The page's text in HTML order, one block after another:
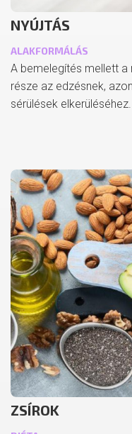
NYÚJTÁS
ALAKFORMÁLÁS
A bemelegítés mellett a
része az edzésnek,
sérülések elkerüléséhez.
ZSÍROK